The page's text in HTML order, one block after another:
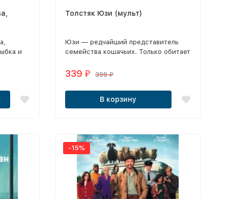
и
Толстяк Юзи (мульт)
Юзи — редчайший представитель
семейства кошачьих. Только обитает
Йорке, где он живет в шикарной
339 ₽ 399₽
В корзину
-15%